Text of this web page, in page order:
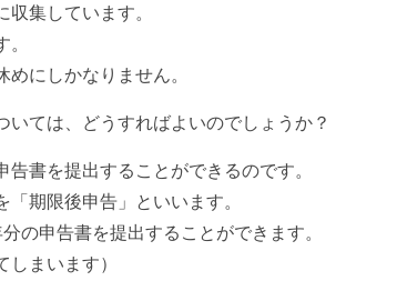
集しています。
にしかなりません。
ては、どうすればよいのでしょうか？
書を提出することができるのです。
期限後申告」といいます。
の申告書を提出することができます。
しまいます）